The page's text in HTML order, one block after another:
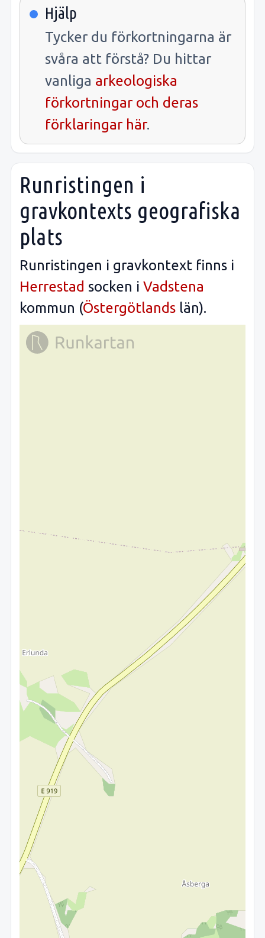
Hjälp
Tycker du förkortningarna är
svåra att förstå? Du hittar
vanliga arkeologiska
förkortningar och deras
förklaringar här.
Runristingen i
gravkontexts geografiska
plats
Runristingen i gravkontext finns i
Herrestad socken i Vadstena
kommun (Östergötlands län).